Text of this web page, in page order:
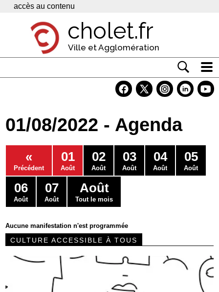
Panneau de gestion des cookies
accès au contenu
cholet.fr
Ville et Agglomération
Economie
Services
Contacts
01/08/2022 - Agenda
«
Précédent
01
Août
02
Août
03
Août
04
Août
05
Août
06
Août
07
Août
Août
Tout le mois
Aucune manifestation n'est programmée
CULTURE ACCESSIBLE À TOUS